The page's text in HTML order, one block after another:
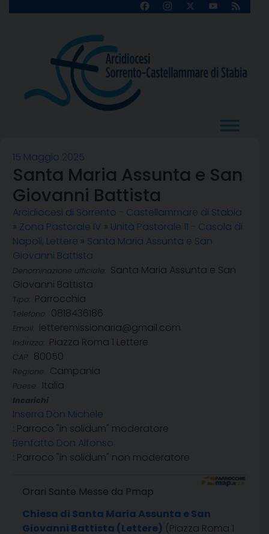
FacebookInstagram
X
YouTube
Feed
15 Maggio 2025
Santa Maria Assunta e San
Giovanni Battista
Arcidiocesi di Sorrento - Castellammare di Stabia
» Zona Pastorale IV » Unità Pastorale 11 - Casola di
Napoli, Lettere » Santa Maria Assunta e San
Giovanni Battista
Denominazione ufficiale:
Santa Maria Assunta e San
Giovanni Battista
Tipo: Parrocchia
Telefono: 0818436186
Email: letteremissionaria@gmail.com
Indirizzo: Piazza Roma 1 Lettere
CAP: 80050
Regione: Campania
Paese: Italia
Incarichi
Inserra Don Michele
: Parroco "in solidum" moderatore
Benfatto Don Alfonso
: Parroco "in solidum" non moderatore
Orari Sante Messe da Pmap
Chiesa di Santa Maria Assunta e San
Giovanni Battista (Lettere) (Piazza Roma 1